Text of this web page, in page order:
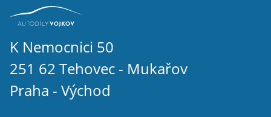
K Nemocnici 50
251 62 Tehovec - Mukařov
Praha - Východ